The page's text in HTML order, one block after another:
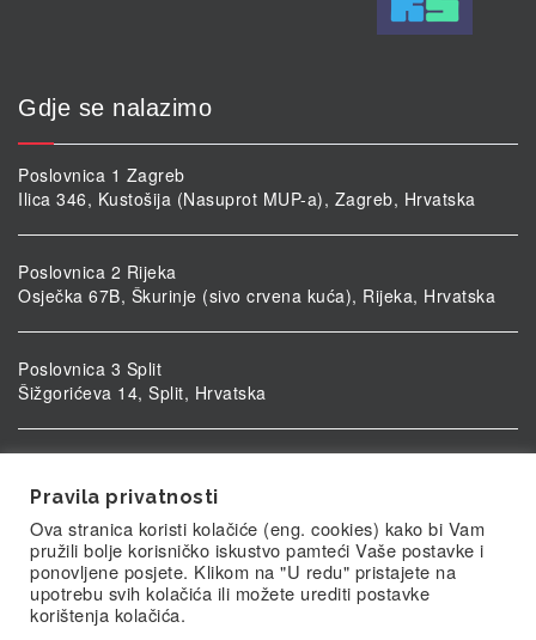
Gdje se nalazimo
Poslovnica 1 Zagreb
Ilica 346, Kustošija (Nasuprot MUP-a), Zagreb, Hrvatska
Poslovnica 2 Rijeka
Osječka 67B, Škurinje (sivo crvena kuća), Rijeka, Hrvatska
Poslovnica 3 Split
Šižgorićeva 14, Split, Hrvatska
Ulica kardinala Alojzija Stepinca 5, Vukovar, Hrvatska
Pravila privatnosti
Ova stranica koristi kolačiće (eng. cookies) kako bi Vam
pružili bolje korisničko iskustvo pamteći Vaše postavke i
ponovljene posjete. Klikom na "U redu" pristajete na
upotrebu svih kolačića ili možete urediti postavke
korištenja kolačića.